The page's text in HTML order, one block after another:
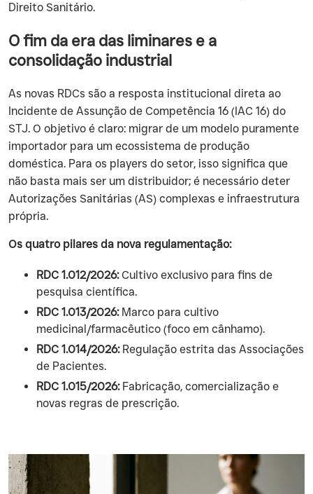
Direito Sanitário.
O fim da era das liminares e a
consolidação industrial
As novas RDCs são a resposta institucional direta ao
Incidente de Assunção de Competência 16 (IAC 16) do
STJ. O objetivo é claro: migrar de um modelo puramente
importador para um ecossistema de produção
doméstica. Para os players do setor, isso significa que
não basta mais ser um distribuidor; é necessário deter
Autorizações Sanitárias (AS) complexas e infraestrutura
própria.
Os quatro pilares da nova regulamentação:
RDC 1.012/2026:Cultivo exclusivo para fins de
pesquisa científica.
RDC 1.013/2026:Marco para cultivo
medicinal/farmacêutico (foco em cânhamo).
RDC 1.014/2026:Regulação estrita das Associações
de Pacientes.
RDC 1.015/2026:Fabricação, comercialização e
novas regras de prescrição.